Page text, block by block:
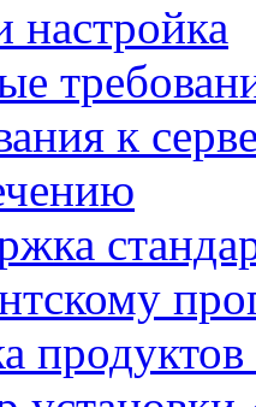
настройка
к